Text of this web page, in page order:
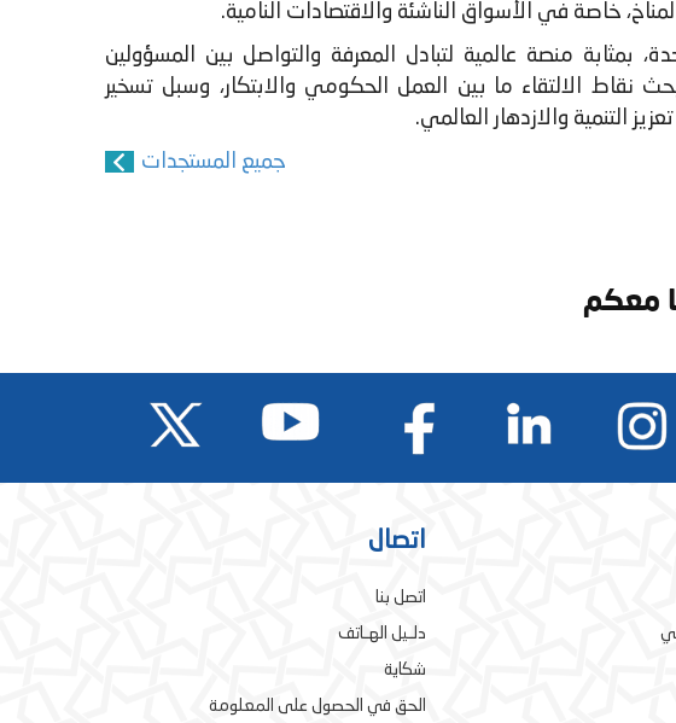
خاصة في الأسواق الناشئة والاقتصادات النامية.
سنة 2013 بدبي بالإمارات العربية المتحدة، بمثابة منصة عالمية لتبادل المعرفة والتواصل بين المسؤولين
نقاط الالتقاء ما بين العمل الحكومي والابتكار، وسبل تسخير
التنمية والازدهار العالمي.
جميع المستجدات
معكم
اتصال
اتصل بنا
دلـيل الهـاتف
شكاية
الحق في الحصول على المعلومة